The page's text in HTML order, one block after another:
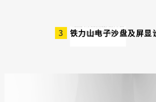
3 铁力山电子沙盘及屏显